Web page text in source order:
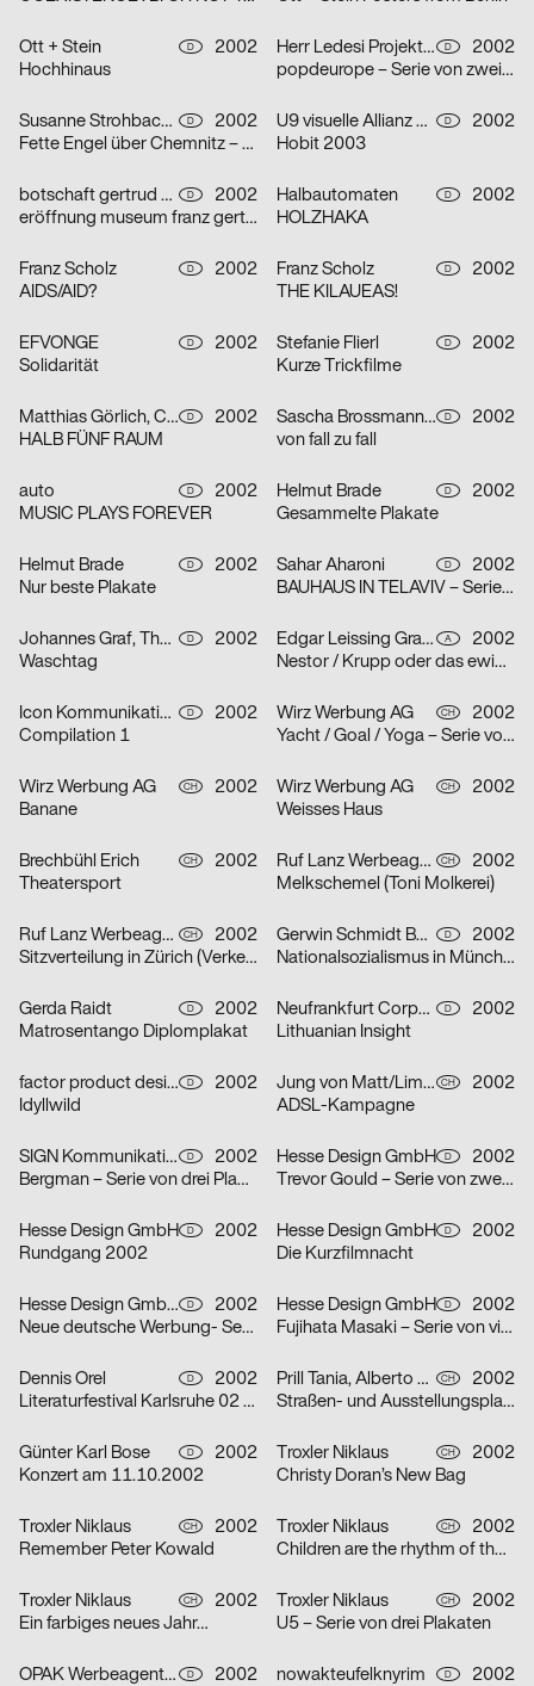
Ott + Stein D
2002
Hochhinaus
Herr Ledesi Projekt- und Werbeagentur D
2002
popdeurope – Serie von zwei Plakaten
Susanne Strohbach, Ralf Wolfermann D
2002
Fette Engel über Chemnitz – Serie von vier Plakaten
U9 visuelle Allianz GmbH D
2002
Hobit 2003
botschaft gertrud nolte visuelle kommunikation und beratung D
2002
eröffnung museum franz gertsch
Halbautomaten D
2002
HOLZHAKA
Franz Scholz D
2002
AIDS/AID?
Franz Scholz D
2002
THE KILAUEAS!
EFVONGE D
2002
Solidarität
Stefanie Flierl D
2002
Kurze Trickfilme
Matthias Görlich, Charalampos Lazos D
2002
HALB FÜNF RAUM
Sascha Brossmann, Heike Grebin, Nina Lehmann D
2002
von fall zu fall
auto D
2002
MUSIC PLAYS FOREVER
Helmut Brade D
2002
Gesammelte Plakate
Helmut Brade D
2002
Nur beste Plakate
Sahar Aharoni D
2002
BAUHAUS IN TELAVIV – Serie von drei Plakaten
Johannes Graf, Thorsten Lehmann D
2002
Waschtag
Edgar Leissing Grafik Design A
2002
Nestor / Krupp oder das ewige Leben / Hartes Herz – Serie von drei Plakaten
Icon Kommunikationsdesign D
2002
Compilation 1
Wirz Werbung AG CH
2002
Yacht / Goal / Yoga – Serie von drei Plakaten
Wirz Werbung AG CH
2002
Banane
Wirz Werbung AG CH
2002
Weisses Haus
Brechbühl Erich CH
2002
Theatersport
Ruf Lanz Werbeagentur AG CH
2002
Melkschemel (Toni Molkerei)
Ruf Lanz Werbeagentur AG CH
2002
Sitzverteilung in Zürich (Verkehrsbetriebe Zürich)
Gerwin Schmidt Büro für visuelle Gestaltung D
2002
Nationalsozialismus in München
Gerda Raidt D
2002
Matrosentango Diplomplakat
Neufrankfurt Corporate Design GmbH D
2002
Lithuanian Insight
factor product designagentur D
2002
Idyllwild
Jung von Matt/Limmat AG CH
2002
ADSL-Kampagne
SIGN Kommunikation GmbH D
2002
Bergman – Serie von drei Plakaten
Hesse Design GmbH D
2002
Trevor Gould – Serie von zwei Plakaten
Hesse Design GmbH D
2002
Rundgang 2002
Hesse Design GmbH D
2002
Die Kurzfilmnacht
Hesse Design GmbH, Arthur Marek, Guido Heffels, Christian Boros, nowakteufelknyrim D
2002
Neue deutsche Werbung- Serie von drei Plakaten
Hesse Design GmbH D
2002
Fujihata Masaki – Serie von vier Plakaten
Dennis Orel D
2002
Literaturfestival Karlsruhe 02 – Serie von drei Plakaten
Prill Tania, Alberto Vieceli CH
2002
Straßen- und Ausstellungsplakate: Stand der Dinge: Neustes Wohnen in Zürich – Serie von sechs Plakaten
Günter Karl Bose D
2002
Konzert am 11.10.2002
Troxler Niklaus CH
2002
Christy Doran’s New Bag
Troxler Niklaus CH
2002
Remember Peter Kowald
Troxler Niklaus CH
2002
Children are the rhythm of the world
Troxler Niklaus CH
2002
Ein farbiges neues Jahr…
Troxler Niklaus CH
2002
U5 – Serie von drei Plakaten
OPAK Werbeagentur D
2002
nowakteufelknyrim D
2002